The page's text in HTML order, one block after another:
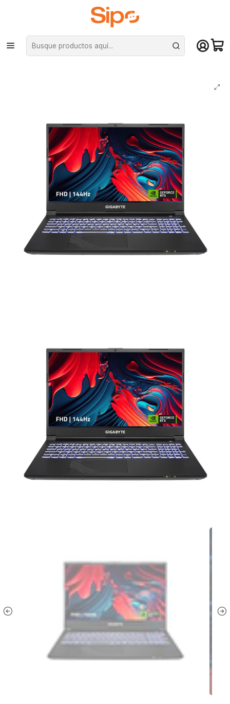
¡Compra hasta mediodía y recibe hoy! De lunes a sábado en el gran
Santiago. Envío gratis desde $29.990
Inicio Pc Armadas Notebooks
Notebook Gigabyte G5 MF 15.6″, Intel Core i5-12500H, RTX 4050, 16 GB,
512GB, 144hz